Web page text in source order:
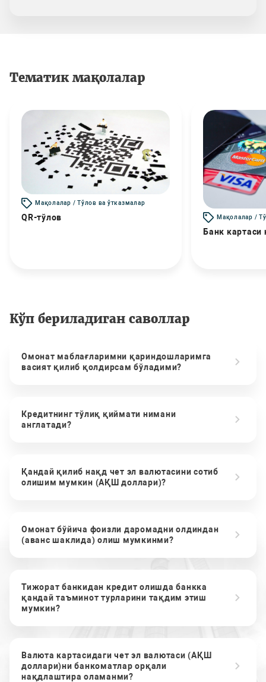
Тематик мақолалар
Мақолалар / Тўлов ва ўтказмалар
QR-тўлов Мақолалар /
Банк картаси
Кўп бериладиган саволлар
Омонат маблағларимни қариндошларимга
васият қилиб қолдирсам бўладими?
Кредитнинг тўлиқ қиймати нимани
англатади?
Қандай қилиб нақд чет эл валютасини сотиб
олишим мумкин (АҚШ доллари)?
Омонат бўйича фоизли даромадни олдиндан
(аванс шаклида) олиш мумкинми?
Тижорат банкидан кредит олишда банкка
қандай таъминот турларини тақдим этиш
мумкин?
Валюта картасидаги чет эл валютаси (АҚШ
доллари)ни банкоматлар орқали
нақдлаштира оламанми?